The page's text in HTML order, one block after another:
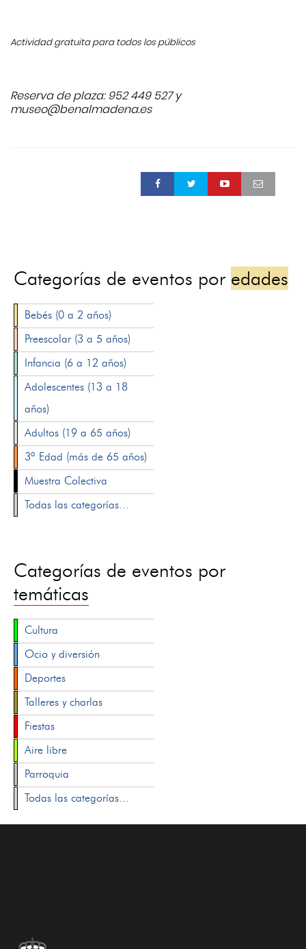
Actividad gratuita para todos los públicos
Reserva de plaza: 952 449 527 y
museo@benalmadena.es
Categorías de eventos por edades
Bebés (0 a 2 años)
Preescolar (3 a 5 años)
Infancia (6 a 12 años)
Adolescentes (13 a 18
años)
Adultos (19 a 65 años)
3ª Edad (más de 65 años)
Muestra Colectiva
Todas las categorías...
Categorías de eventos por
temáticas
Cultura
Ocio y diversión
Deportes
Talleres y charlas
Fiestas
Aire libre
Parroquia
Todas las categorías...